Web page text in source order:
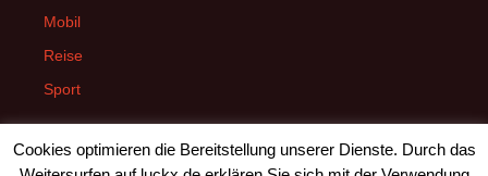
Mobil
Reise
Sport
Cookies optimieren die Bereitstellung unserer Dienste. Durch das